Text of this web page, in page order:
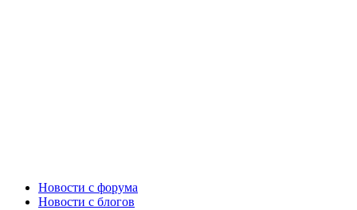
Новости c форума
Новости с блогов